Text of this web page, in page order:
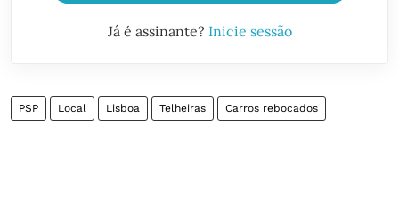
Já é assinante? Inicie sessão
PSP Local Lisboa Telheiras Carros rebocados